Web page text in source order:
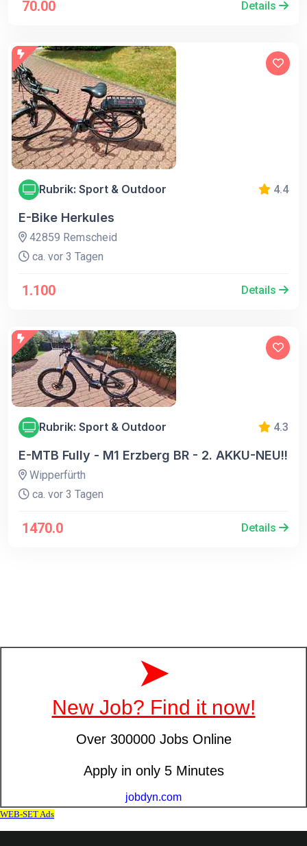
70.00 Details
Rubrik: Sport & Outdoor 4.4
E-Bike Herkules
42859 Remscheid
ca. vor 3 Tagen
1.100 Details
Rubrik: Sport & Outdoor 4.3
E-MTB Fully - M1 Erzberg BR - 2. AKKU-NEU!!
Wipperfürth
ca. vor 3 Tagen
1470.0 Details